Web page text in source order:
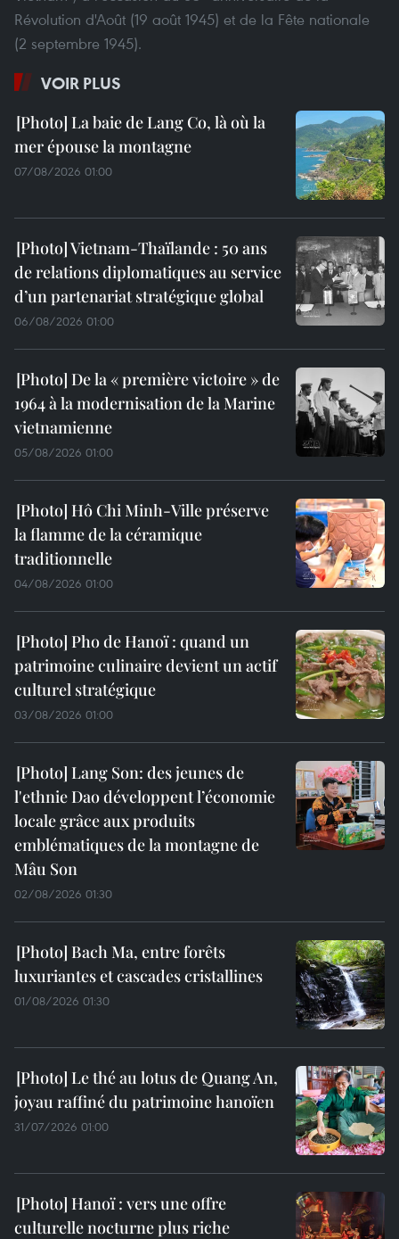
Révolution d'Août (19 août 1945) et de la Fête nationale
(2 septembre 1945).
VOIR PLUS
La baie de Lang Co, là où la
mer épouse la montagne
07/08/2026 01:00
Vietnam-Thaïlande : 50 ans
de relations diplomatiques au service
d’un partenariat stratégique global
06/08/2026 01:00
De la « première victoire » de
1964 à la modernisation de la Marine
vietnamienne
05/08/2026 01:00
Hô Chi Minh-Ville préserve
la flamme de la céramique
traditionnelle
04/08/2026 01:00
Pho de Hanoï : quand un
patrimoine culinaire devient un actif
culturel stratégique
03/08/2026 01:00
Lang Son: des jeunes de
l'ethnie Dao développent l’économie
locale grâce aux produits
emblématiques de la montagne de
Mâu Son
02/08/2026 01:30
Bach Ma, entre forêts
luxuriantes et cascades cristallines
01/08/2026 01:30
Le thé au lotus de Quang An,
joyau raffiné du patrimoine hanoïen
31/07/2026 01:00
Hanoï : vers une offre
culturelle nocturne plus riche